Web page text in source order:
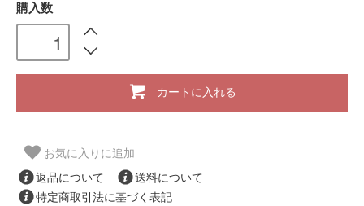
購入数
カートに入れる
お気に入りに追加
返品について
送料について
特定商取引法に基づく表記